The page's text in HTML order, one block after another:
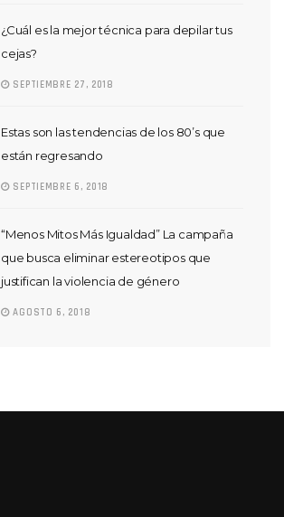
¿Cuál es la mejor técnica para depilar tus
cejas?
SEPTIEMBRE 27, 2018
Estas son las tendencias de los 80’s que
están regresando
SEPTIEMBRE 6, 2018
“Menos Mitos Más Igualdad” La campaña
que busca eliminar estereotipos que
justifican la violencia de género
AGOSTO 6, 2018